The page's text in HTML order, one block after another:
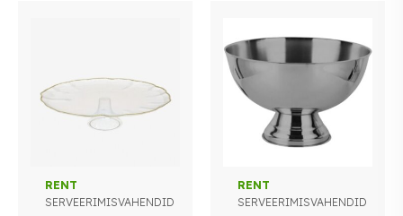
RENT
SERVEERIMISVAHENDID
RENT
SERVEERIMISVAHENDID